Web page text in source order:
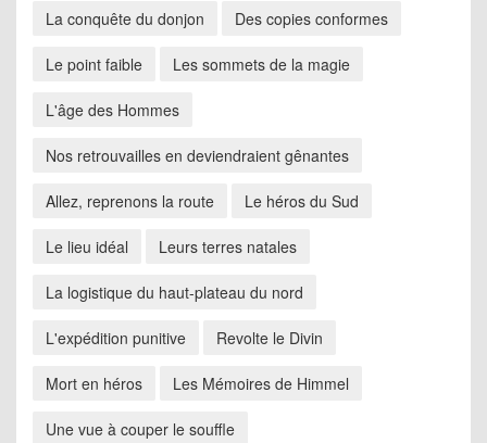
La conquête du donjon Des copies conformes
Le point faible Les sommets de la magie
L'âge des Hommes
Nos retrouvailles en deviendraient gênantes
Allez, reprenons la route Le héros du Sud
Le lieu idéal Leurs terres natales
La logistique du haut-plateau du nord
L'expédition punitive Revolte le Divin
Mort en héros Les Mémoires de Himmel
Une vue à couper le souffle